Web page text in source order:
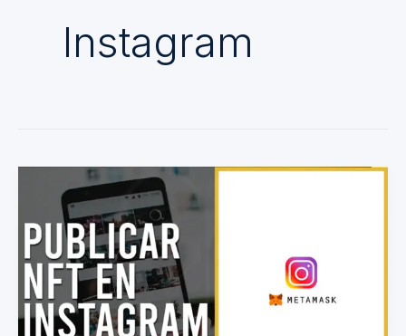
Instagram
publicar
un
NFT
en
Instagram